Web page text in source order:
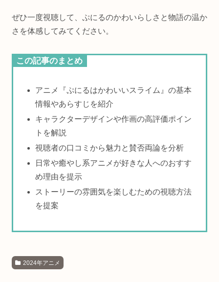
ぜひ一度視聴して、ぷにるのかわいらしさと物語の温か
さを体感してみてください。
この記事のまとめ
アニメ『ぷにるはかわいいスライム』の基本
情報やあらすじを紹介
キャラクターデザインや作画の高評価ポイン
トを解説
視聴者の口コミから魅力と賛否両論を分析
日常や癒やし系アニメが好きな人へのおすす
め理由を提示
ストーリーの雰囲気を楽しむための視聴方法
を提案
2024年アニメ